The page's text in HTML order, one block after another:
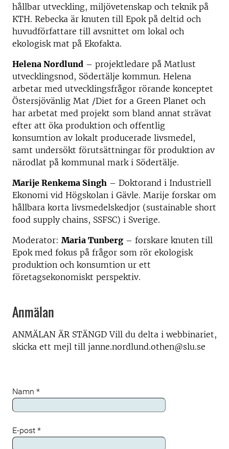
hållbar utveckling, miljövetenskap och teknik på
KTH. Rebecka är knuten till Epok på deltid och
huvudförfattare till avsnittet om lokal och
ekologisk mat på Ekofakta.
Helena Nordlund – projektledare på Matlust
utvecklingsnod, Södertälje kommun. Helena
arbetar med utvecklingsfrågor rörande konceptet
Östersjövänlig Mat /Diet for a Green Planet och
har arbetat med projekt som bland annat strävat
efter att öka produktion och offentlig
konsumtion av lokalt producerade livsmedel,
samt undersökt förutsättningar för produktion av
närodlat på kommunal mark i Södertälje.
Marije Renkema Singh – Doktorand i Industriell
Ekonomi vid Högskolan i Gävle. Marije forskar om
hållbara korta livsmedelskedjor (sustainable short
food supply chains, SSFSC) i Sverige.
Moderator: Maria Tunberg – forskare knuten till
Epok med fokus på frågor som rör ekologisk
produktion och konsumtion ur ett
företagsekonomiskt perspektiv.
Anmälan
ANMÄLAN ÄR STÄNGD Vill du delta i webbinariet,
skicka ett mejl till janne.nordlund.othen@slu.se
Namn *
E-post *